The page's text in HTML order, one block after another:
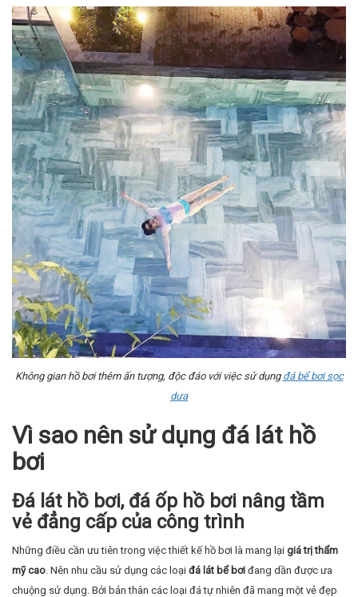
Không gian hồ bơi thêm ấn tượng, độc đáo với việc sử dụng đá bể bơi sọc
dưa
Vì sao nên sử dụng đá lát hồ
bơi
Đá lát hồ bơi, đá ốp hồ bơi nâng tầm
vẻ đẳng cấp của công trình
Những điều cần ưu tiên trong việc thiết kế hồ bơi là mang lại giá trị thẩm
mỹ cao . Nên nhu cầu sử dụng các loại đá lát bể bơi đang dần được ưa
chuộng sử dụng. Bởi bản thân các loại đá tự nhiên đã mang một vẻ đẹp